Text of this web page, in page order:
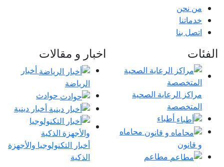
من نحن
خدماتنا
اتصل بنا
الفئات
مراكز الرعاية الصحية
المتخصصة
أطباء
محاماه
و قانون
مطاعم
اخبار و مقالات
أخبار
الرياضة
حوادث
أخبار دينية
أخبار التكنولوجيا والأجهزة
الذكية